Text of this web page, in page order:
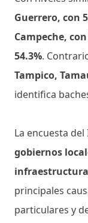
Guerrero, con
Campeche,
54.3%.
Tampico,
identifica
La encuesta
gobiernos
infraestructura
principales
particulares y